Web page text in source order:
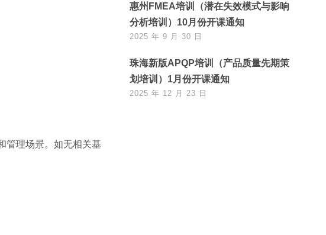
管理场景。如无相关基
惠州FMEA培训（潜在失效模式与影响
分析培训）10月份开课通知
2025 年 9 月 30 日
珠海新版APQP培训（产品质量先期策
划培训）1月份开课通知
2025 年 12 月 23 日